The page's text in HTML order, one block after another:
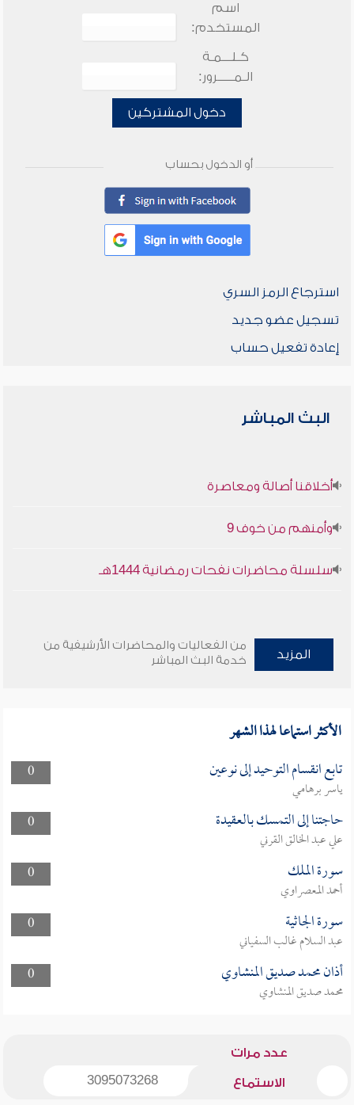
اسم
المستخدم:
كـلـــمـة
الـمـــــرور:
دخول المشتركين
أو الدخول بحساب
استرجاع الرمز السري
تسجيل عضو جديد
إعادة تفعيل حساب
البث المباشر
أخلاقنا أصالة ومعاصرة
وأمنهم من خوف 9
سلسلة محاضرات نفحات رمضانية 1444هـ
المزيد
من الفعاليات والمحاضرات الأرشيفية من
خدمة البث المباشر
الأكثر استماعا لهذا الشهر
0 تابع انقسام التوحيد إلى نوعين
ياسر برهامي
0
حاجتنا إلى التمسك بالعقيدة
علي عبد الخالق القرني
0
سورة الملك
أحمد المعصراوي
0
سورة الجاثية
عبد السلام غالب السفياني
0
أذان محمد صديق المنشاوي
محمد صديق المنشاوي
عدد مرات
الاستماع 3095073268